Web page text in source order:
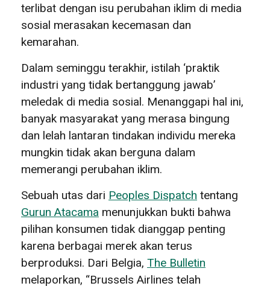
terlibat dengan isu perubahan iklim di media
sosial merasakan kecemasan dan
kemarahan.
Dalam seminggu terakhir, istilah ‘praktik
industri yang tidak bertanggung jawab’
meledak di media sosial. Menanggapi hal ini,
banyak masyarakat yang merasa bingung
dan lelah lantaran tindakan individu mereka
mungkin tidak akan berguna dalam
memerangi perubahan iklim.
Sebuah utas dari Peoples Dispatch tentang
Gurun Atacama menunjukkan bukti bahwa
pilihan konsumen tidak dianggap penting
karena berbagai merek akan terus
berproduksi. Dari Belgia, The Bulletin
melaporkan, “Brussels Airlines telah